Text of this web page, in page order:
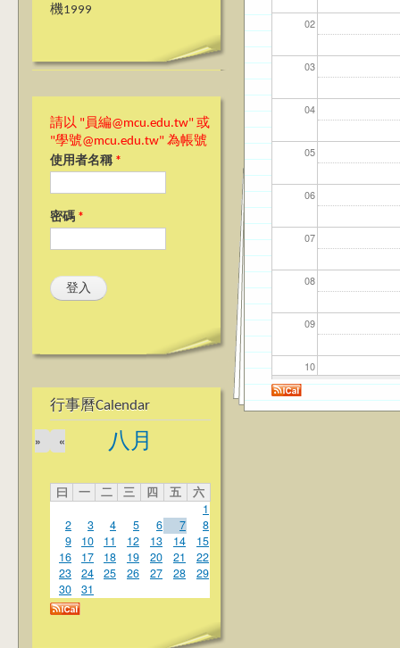
機1999
請以 "員編@mcu.edu.tw" 或
"學號@mcu.edu.tw" 為帳號
使用者名稱 *
密碼 *
行事曆Calendar
八月
«
»
曰 一 二 三 四 五
六
1
2
3 4 5 6 7
8
9
10 11 12 13 14
15
16
17 18 19 20 21
22
23
24 25 26 27 28
29
30
31
02
03
04
05
06
07
08
09
10
11